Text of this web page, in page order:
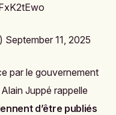
September 11, 2025
par le gouvernement
Juppé rappelle
d’être publiés